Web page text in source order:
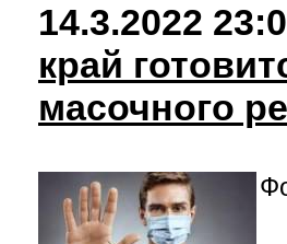
14.3.2022
край
масочного